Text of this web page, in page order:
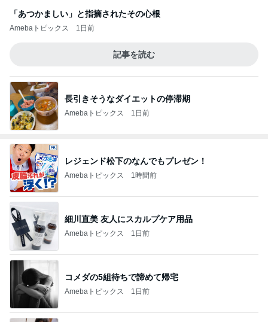
「あつかましい」と指摘されたその心根
Amebaトピックス 1日前
記事を読む
長引きそうなダイエットの停滞期
Amebaトピックス 1日前
レジェンド松下のなんでもプレゼン！
Amebaトピックス 1時間前
細川直美 友人にスカルプケア用品
Amebaトピックス 1日前
コメダの5組待ちで諦めて帰宅
Amebaトピックス 1日前